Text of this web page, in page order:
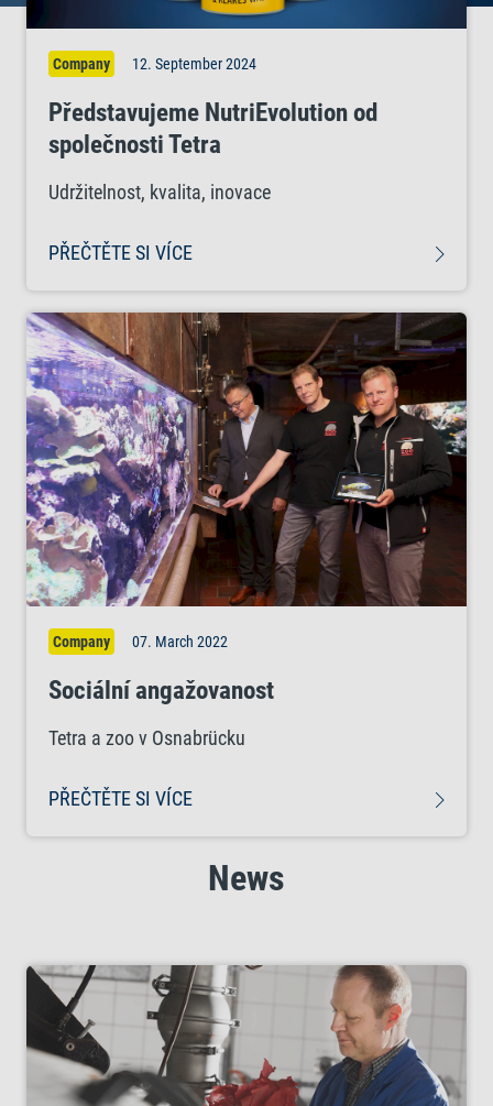
Company 12. September 2024
Představujeme NutriEvolution od
společnosti Tetra
Udržitelnost, kvalita, inovace
PŘEČTĚTE SI VÍCE
Company 07. March 2022
Sociální angažovanost
Tetra a zoo v Osnabrücku
PŘEČTĚTE SI VÍCE
News